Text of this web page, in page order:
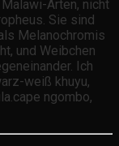
Arten, nicht
Sie sind
Melanochromis
und Weibchen
Ich
weiß khuyu,
ngombo,